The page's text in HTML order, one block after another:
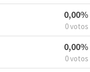
0,00%
0 votos
0,00%
0 votos